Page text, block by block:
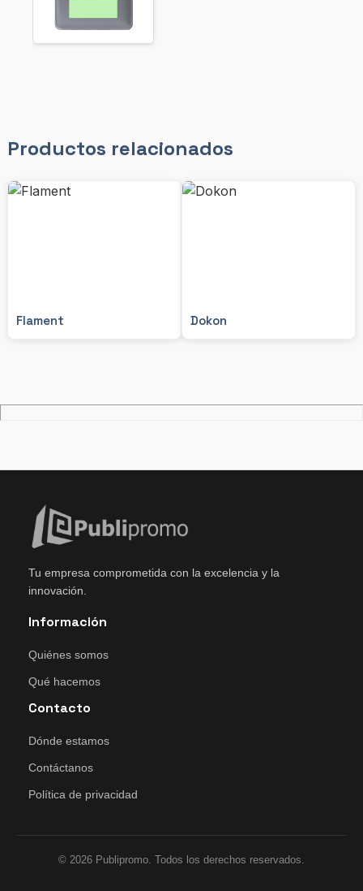
Productos relacionados
Flament Dokon
Tu empresa comprometida con la excelencia y la
innovación.
Información
Quiénes somos
Qué hacemos
Contacto
Dónde estamos
Contáctanos
Política de privacidad
© 2026 Publipromo. Todos los derechos reservados.